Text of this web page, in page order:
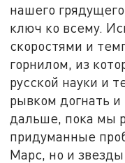
нашего
ключ ко всему.
скоростями и
горнилом, из
русской науки и
рывком догнать и
дальше, пока мы
придуманные
Марс, но и